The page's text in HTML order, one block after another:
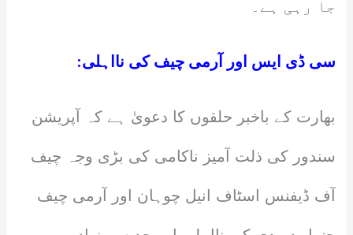
جا رہی ہے۔
سی ڈی ایس اور آرمی چیف کی نااہلی:
بھارت کے باخبر حلقوں کا دعویٰ ہے کہ آپریشن
سندور کی ذلت آمیز ناکامی کی بڑی وجہ چیف
آف ڈیفنس اسٹاف انیل چوہان اور آرمی چیف